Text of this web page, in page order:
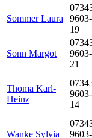
Sommer Laura
9603-
19
Sonn Margot
9603-
21
Thoma Karl-
Heinz
9603-
14
Wanke Sylvia
9603-